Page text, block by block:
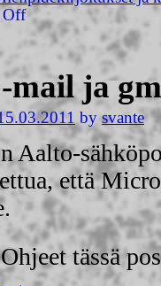
Off
mail ja
by svante
Aalto-
että
tässä